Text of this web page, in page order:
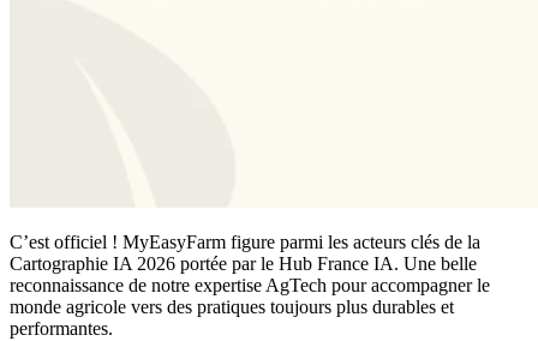
C’est officiel ! MyEasyFarm figure parmi les acteurs clés de la
Cartographie IA 2026 portée par le Hub France IA. Une belle
reconnaissance de notre expertise AgTech pour accompagner le
monde agricole vers des pratiques toujours plus durables et
performantes.